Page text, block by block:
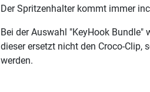
Der Spritzenhalter kommt immer
Bei der Auswahl "KeyHook Bundle"
dieser ersetzt nicht den Croco-
werden.